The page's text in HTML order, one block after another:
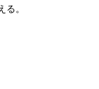
。